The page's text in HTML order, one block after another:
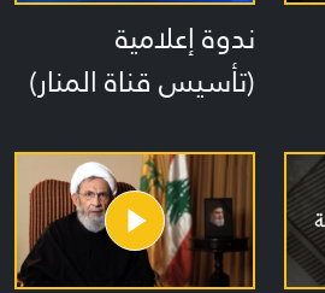
ندوة إعلامية
(تأسيس قناة المنار)